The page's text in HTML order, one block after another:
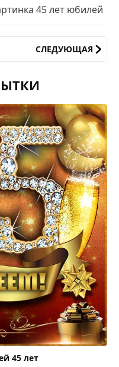
45 лет юбилей
СЛЕДУЮЩАЯ
45 лет